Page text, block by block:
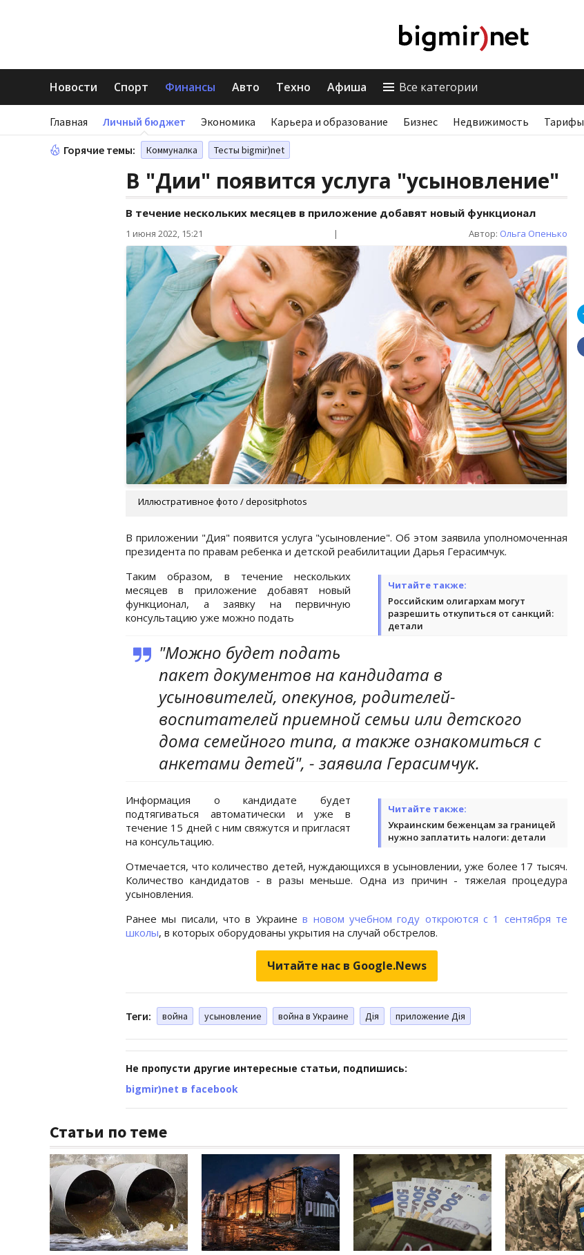
Новости Спорт Финансы Авто Техно Афиша Все категории
Главная Личный бюджет Экономика Карьера и образование Бизнес Недвижимость Тарифы
Горячие темы: Коммуналка Тесты bigmir)net
В "Дии" появится услуга "усыновление"
В течение нескольких месяцев в приложение добавят новый функционал
1 июня 2022, 15:21 | Автор: Ольга Опенько
Иллюстративное фото / depositphotos
В приложении "Дия" появится услуга "усыновление". Об этом заявила уполномоченная
президента по правам ребенка и детской реабилитации Дарья Герасимчук.
Читайте также:
Российским олигархам могут
разрешить откупиться от санкций:
детали
Таким образом, в течение нескольких
месяцев в приложение добавят новый
функционал, а заявку на первичную
консультацию уже можно подать
"Можно будет подать
пакет документов на кандидата в
усыновителей, опекунов, родителей-
воспитателей приемной семьи или детского
дома семейного типа, а также ознакомиться с
анкетами детей", - заявила Герасимчук.
Читайте также:
Украинским беженцам за границей
нужно заплатить налоги: детали
Информация о кандидате будет
подтягиваться автоматически и уже в
течение 15 дней с ним свяжутся и пригласят
на консультацию.
Отмечается, что количество детей, нуждающихся в усыновлении, уже более 17 тысяч.
Количество кандидатов - в разы меньше. Одна из причин - тяжелая процедура
усыновления.
Ранее мы писали, что в Украинев новом учебном году откроются с 1 сентября те
школы, в которых оборудованы укрытия на случай обстрелов.
Читайте нас в Google.News
Теги: война усыновление война в Украине Дія приложение Дія
Не пропусти другие интересные статьи, подпишись:
bigmir)net в facebook
Статьи по теме